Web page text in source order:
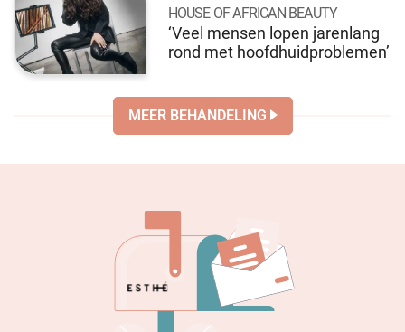
HOUSE OF AFRICAN BEAUTY
‘Veel mensen lopen jarenlang
rond met hoofdhuidproblemen’
MEER BEHANDELING